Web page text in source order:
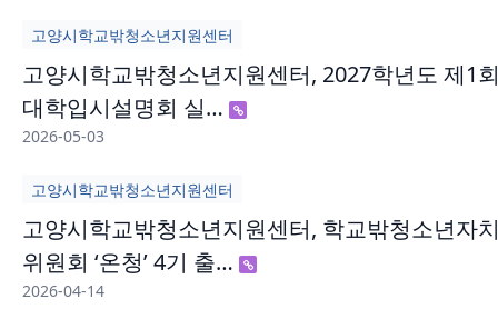
고양시학교밖청소년지원센터
고양시학교밖청소년지원센터, 2027학년도 제1
대학입시설명회 실…
2026-05-03
고양시학교밖청소년지원센터
고양시학교밖청소년지원센터, 학교밖청소년자
위원회 ‘온청’ 4기 출…
2026-04-14